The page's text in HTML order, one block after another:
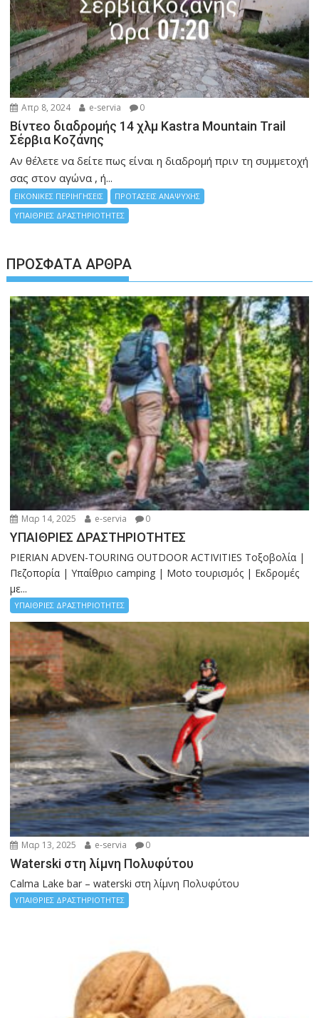
Απρ 8, 2024 e-servia 0
Βίντεο διαδρομής 14 χλμ Kastra Mountain Trail
Σέρβια Κοζάνης
Αν θέλετε να δείτε πως είναι η διαδρομή πριν τη συμμετοχή
σας στον αγώνα , ή...
ΕΙΚΟΝΙΚΕΣ ΠΕΡΙΗΓΗΣΕΙΣ
ΠΡΟΤΑΣΕΙΣ ΑΝΑΨΥΧΗΣ
ΥΠΑΙΘΡΙΕΣ ΔΡΑΣΤΗΡΙΟΤΗΤΕΣ
ΠΡΌΣΦΑΤΑ ΆΡΘΡΑ
Μαρ 14, 2025 e-servia 0
ΥΠΑΙΘΡΙΕΣ ΔΡΑΣΤΗΡΙΟΤΗΤΕΣ
PIERIAN ADVEN-TOURING OUTDOOR ACTIVITIES Τοξοβολία |
Πεζοπορία | Υπαίθριο camping | Moto τουρισμός | Εκδρομές
με...
ΥΠΑΙΘΡΙΕΣ ΔΡΑΣΤΗΡΙΟΤΗΤΕΣ
Μαρ 13, 2025 e-servia 0
Waterski στη λίμνη Πολυφύτου
Calma Lake bar – waterski στη λίμνη Πολυφύτου
ΥΠΑΙΘΡΙΕΣ ΔΡΑΣΤΗΡΙΟΤΗΤΕΣ